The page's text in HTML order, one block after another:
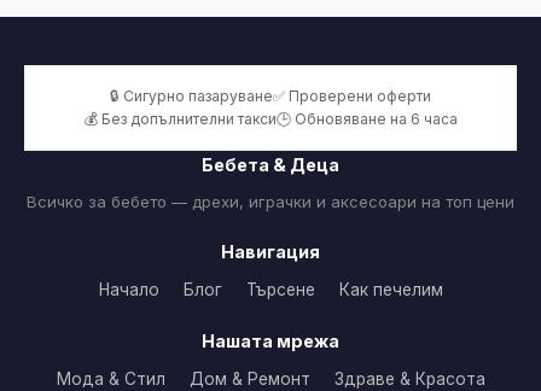
🔒 Сигурно пазаруване✅ Проверени оферти
💰 Без допълнителни такси🕒 Обновяване на 6 часа
Бебета & Деца
Всичко за бебето — дрехи, играчки и аксесоари на топ цени
Навигация
Начало Блог Търсене Как печелим
Нашата мрежа
Мода & Стил Дом & Ремонт
Здраве & Красота